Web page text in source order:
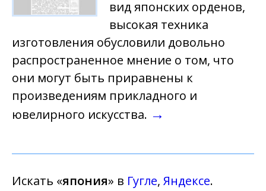
вид японских орденов,
высокая техника
изготовления обусловили довольно
распространенное мнение о том, что
они могут быть приравнены к
произведениям прикладного и
ювелирного искусства. →
Искать «япония» в Гугле, Яндексе.